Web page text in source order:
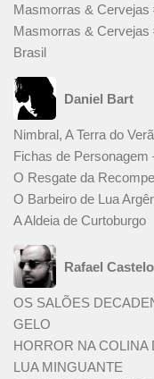
Masmorras & Cervejas
Masmorras & Cervejas
Brasil
Daniel Bart
Nimbral, A Terra do
Fichas de Personagem
O Resgate da
O Barbeiro de Lua
A Aldeia de Curtoburgo
Rafael
OS SALÕES
GELO
HORROR NA COLINA
LUA MINGUANTE